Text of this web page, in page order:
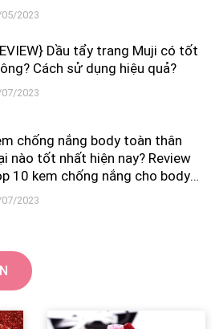
2023
Dầu tẩy trang Muji có tốt
Cách sử dụng hiệu quả?
2023
chống nắng body toàn thân
nào tốt nhất hiện nay? Review
10 kem chống nắng cho body
nhất 2026
2023